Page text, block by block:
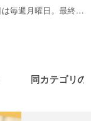
2026/05/23(土) ～ 2026/06/28(日) 休館日は毎週月曜日。最終入館17時30分。
同カテゴリの